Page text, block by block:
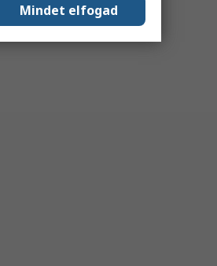
Mindet elfogad